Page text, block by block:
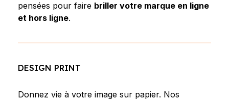
pensées pour faire briller votre marque en ligne
et hors ligne.
DESIGN PRINT
Donnez vie à votre image sur papier. Nos